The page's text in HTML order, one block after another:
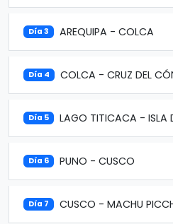
Día 3 AREQUIPA - COLCA
Día 4 COLCA - CRUZ DEL
Día 5 LAGO TITICACA - ISLA
Día 6 PUNO - CUSCO
Día 7 CUSCO - MACHU